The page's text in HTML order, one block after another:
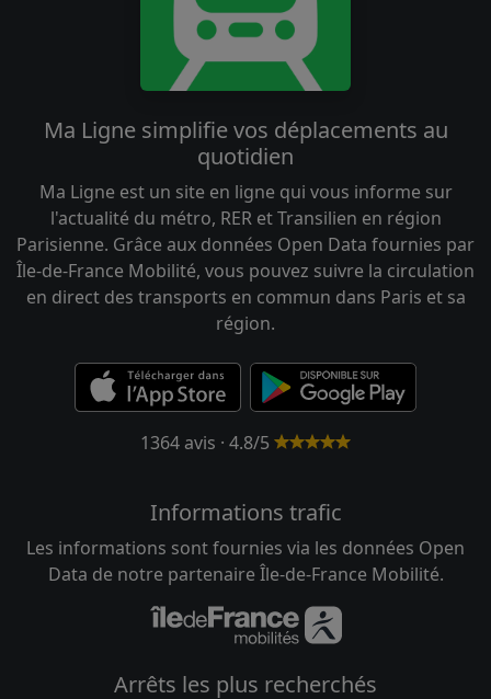
Ma Ligne simplifie vos déplacements au
quotidien
Ma Ligne est un site en ligne qui vous informe sur
l'actualité du métro, RER et Transilien en région
Parisienne. Grâce aux données Open Data fournies par
Île-de-France Mobilité, vous pouvez suivre la circulation
en direct des transports en commun dans Paris et sa
région.
1364 avis · 4.8/5
Informations trafic
Les informations sont fournies via les données Open
Data de notre partenaire Île-de-France Mobilité.
Arrêts les plus recherchés